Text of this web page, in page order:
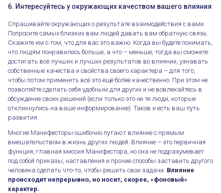
Как начать эксперимент. Манифесторы
6. Интересуйтесь у окружающих качеством вашего влияния
Спрашивайте окружающих о результате взаимодействия с вами.
Попросите самых близких вам людей давать вам обратную связь.
Скажите им о том, что для вас это важно. Когда вы будете понимать,
что людям понравилось больше, а что – меньше, тогда вы сможете
достигать всё лучших и лучших результатов во влиянии, узнавать
собственные качества и свойства своего характера – для того,
чтобы потом применить всё это ещё более качественно. При этом не
позволяйте сделать себя удобным для других и не вовлекайтесь в
обсуждение своих решений (если только это не те люди, которые
откликнулись на ваше информирование). Таков и есть ваш путь
развития.
Многие Манифесторы ошибочно путают влияние с прямым
вмешательством в жизнь других людей. Влияние – это первичная
функция, главная миссия Манифестора, но она не подразумевает
под собой приказы, наставления и прочие способы заставить другого
человека сделать что-то, чтобы решить свои задачи. Влияние
происходит непрерывно, но носит, скорее, «фоновый»
характер.